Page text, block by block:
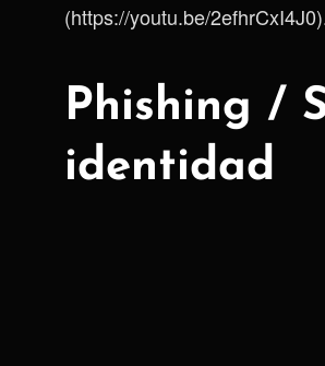
(https://youtu.be/
Phishing /
identidad